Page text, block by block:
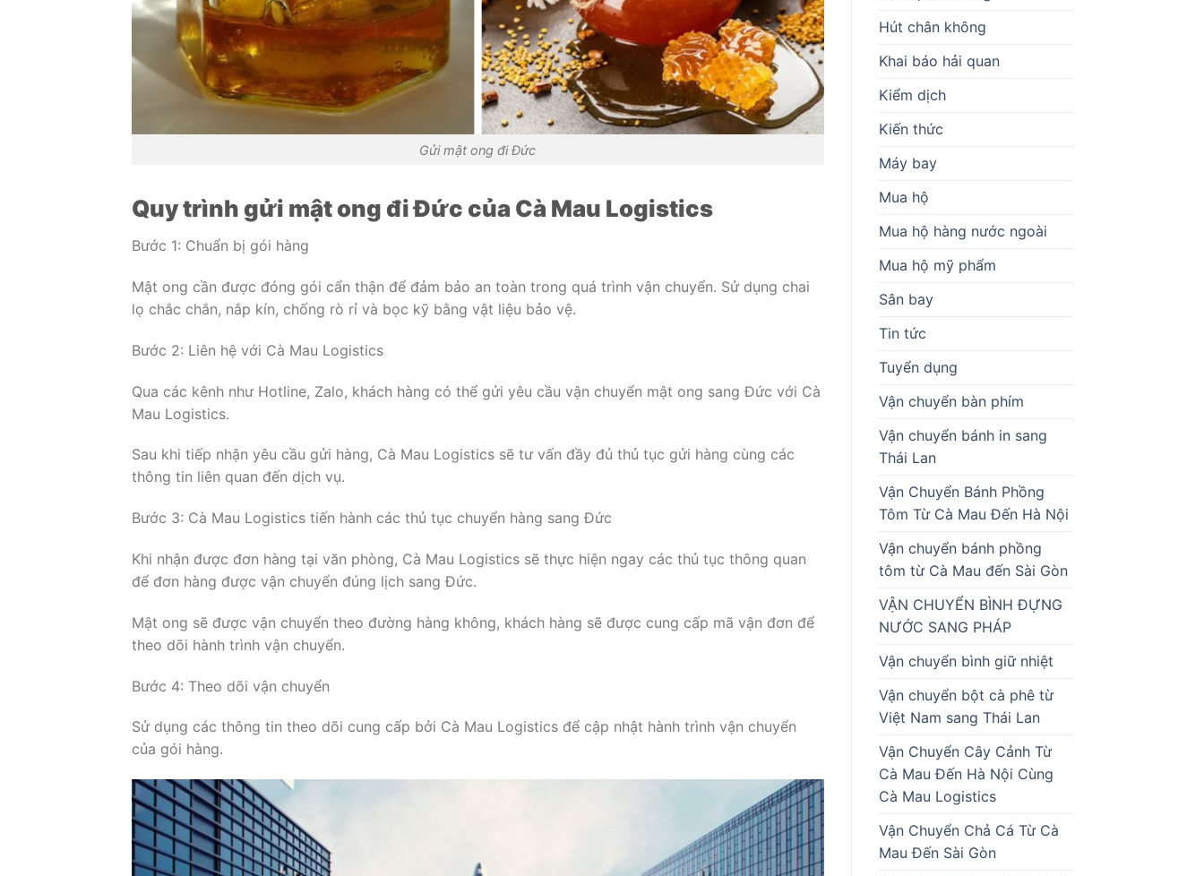
Gửi mật ong đi Đức
Quy trình gửi mật ong đi Đức của Cà Mau Logistics
Bước 1: Chuẩn bị gói hàng
Mật ong cần được đóng gói cẩn thận để đảm bảo an toàn trong quá trình vận chuyển. Sử dụng chai
lọ chắc chắn, nắp kín, chống rò rỉ và bọc kỹ bằng vật liệu bảo vệ.
Bước 2: Liên hệ với Cà Mau Logistics
Qua các kênh như Hotline, Zalo, khách hàng có thể gửi yêu cầu vận chuyển mật ong sang Đức với Cà
Mau Logistics.
Sau khi tiếp nhận yêu cầu gửi hàng, Cà Mau Logistics sẽ tư vấn đầy đủ thủ tục gửi hàng cùng các
thông tin liên quan đến dịch vụ.
Bước 3: Cà Mau Logistics tiến hành các thủ tục chuyển hàng sang Đức
Khi nhận được đơn hàng tại văn phòng, Cà Mau Logistics sẽ thực hiện ngay các thủ tục thông quan
để đơn hàng được vận chuyển đúng lịch sang Đức.
Mật ong sẽ được vận chuyển theo đường hàng không, khách hàng sẽ được cung cấp mã vận đơn để
theo dõi hành trình vận chuyển.
Bước 4: Theo dõi vận chuyển
Sử dụng các thông tin theo dõi cung cấp bởi Cà Mau Logistics để cập nhật hành trình vận chuyển
của gói hàng.
Hút chân không
Khai báo hải quan
Kiểm dịch
Kiến thức
Máy bay
Mua hộ
Mua hộ hàng nước ngoài
Mua hộ mỹ phẩm
Sân bay
Tin tức
Tuyển dụng
Vận chuyển bàn phím
Vận chuyển bánh in sang
Thái Lan
Vận Chuyển Bánh Phồng
Tôm Từ Cà Mau Đến Hà Nội
Vận chuyển bánh phồng
tôm từ Cà Mau đến Sài Gòn
VẬN CHUYỂN BÌNH ĐỰNG
NƯỚC SANG PHÁP
Vận chuyển bình giữ nhiệt
Vận chuyển bột cà phê từ
Việt Nam sang Thái Lan
Vận Chuyển Cây Cảnh Từ
Cà Mau Đến Hà Nội Cùng
Cà Mau Logistics
Vận Chuyển Chả Cá Từ Cà
Mau Đến Sài Gòn